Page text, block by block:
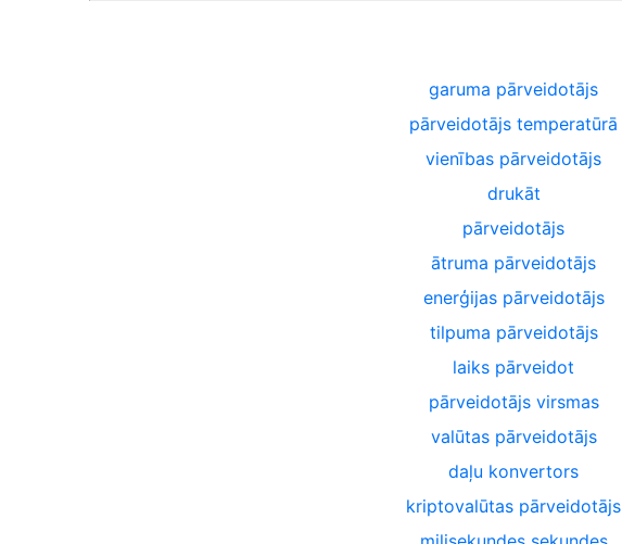
garuma pārveidotājs
pārveidotājs temperatūrā
vienības pārveidotājs
drukāt
pārveidotājs
ātruma pārveidotājs
enerģijas pārveidotājs
tilpuma pārveidotājs
laiks pārveidot
pārveidotājs virsmas
valūtas pārveidotājs
daļu konvertors
kriptovalūtas pārveidotājs